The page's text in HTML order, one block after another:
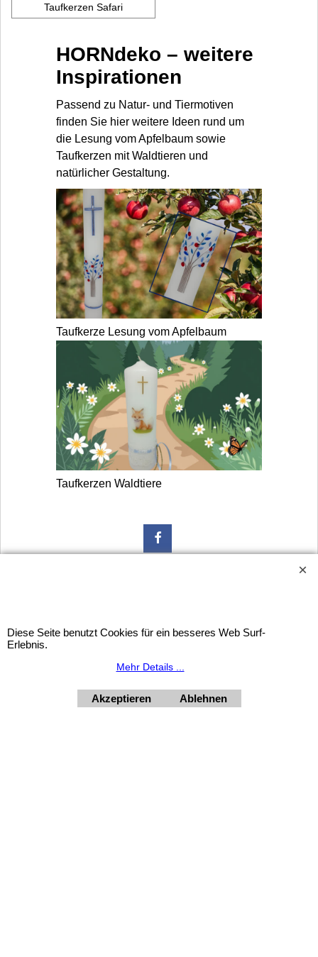
Taufkerzen Safari
HORNdeko – weitere
Inspirationen
Passend zu Natur- und Tiermotiven
finden Sie hier weitere Ideen rund um
die Lesung vom Apfelbaum sowie
Taufkerzen mit Waldtieren und
natürlicher Gestaltung.
Taufkerze Lesung vom Apfelbaum
Taufkerzen Waldtiere
Urlaubsinformation: Unser Geschäft bleibt von 3.8. bis
10.8.2026 inklusive geschlossen.
HORNdeko 1010 Wien, Fischerstiege 4-8
Dienstag - Freitag 10 - 18 Uhr, Samstag 9 - 12 Uhr. Montag
geschlossen.
+4369910554131
Diese Seite benutzt Cookies für ein besseres Web Surf-
Erlebnis.
Mehr Details ...
Akzeptieren Ablehnen